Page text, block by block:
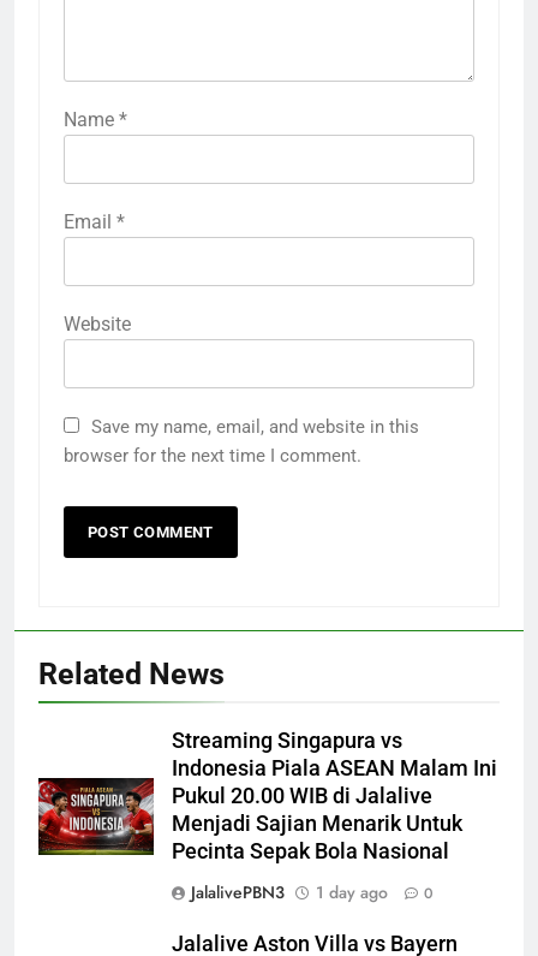
Name *
Email *
Website
Save my name, email, and website in this
browser for the next time I comment.
Related News
Streaming Singapura vs
Indonesia Piala ASEAN Malam Ini
Pukul 20.00 WIB di Jalalive
Menjadi Sajian Menarik Untuk
Pecinta Sepak Bola Nasional
JalalivePBN3
1 day ago 0
Jalalive Aston Villa vs Bayern